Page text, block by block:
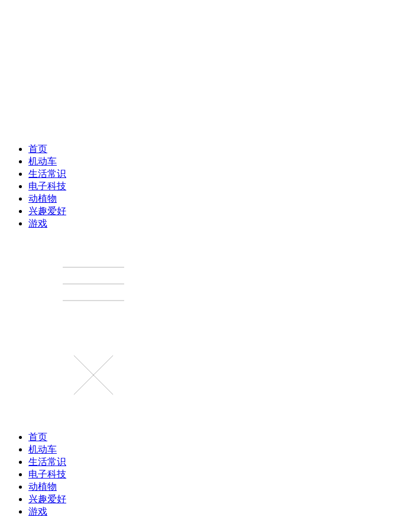
首页
机动车
生活常识
电子科技
动植物
兴趣爱好
游戏
首页
机动车
生活常识
电子科技
动植物
兴趣爱好
游戏